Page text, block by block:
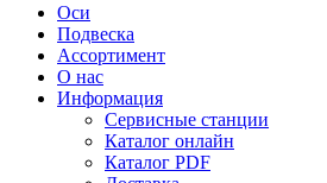
Оси
Подвеска
Ассортимент
О нас
Информация
Сервисные станции
Каталог онлайн
Каталог PDF